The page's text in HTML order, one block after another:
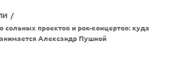
/
проектов и рок-концертов: куда
Александр Пушной